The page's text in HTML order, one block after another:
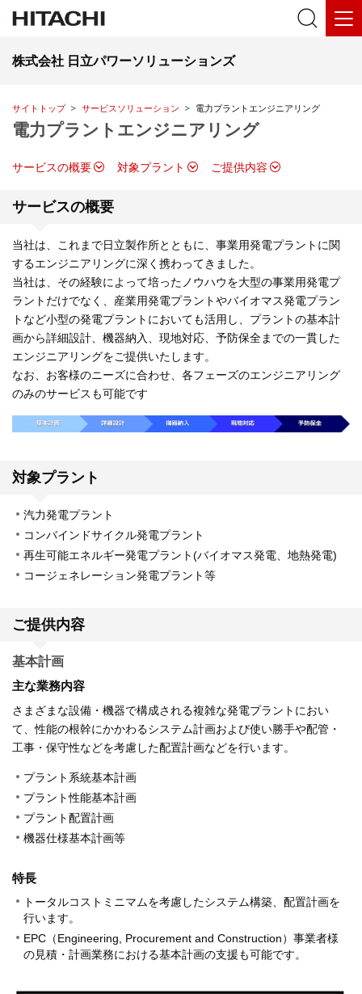
株式会社 日立パワーソリューションズ
サイトトップ サービスソリューション 電力プラントエンジニアリング
電力プラントエンジニアリング
サービスの概要 対象プラント ご提供内容
サービスの概要
当社は、これまで日立製作所とともに、事業用発電プラントに関
するエンジニアリングに深く携わってきました。
当社は、その経験によって培ったノウハウを大型の事業用発電プ
ラントだけでなく、産業用発電プラントやバイオマス発電プラン
トなど小型の発電プラントにおいても活用し、プラントの基本計
画から詳細設計、機器納入、現地対応、予防保全までの一貫した
エンジニアリングをご提供いたします。
なお、お客様のニーズに合わせ、各フェーズのエンジニアリング
のみのサービスも可能です
対象プラント
汽力発電プラント
コンバインドサイクル発電プラント
再生可能エネルギー発電プラント(バイオマス発電、地熱発電)
コージェネレーション発電プラント等
ご提供内容
基本計画
主な業務内容
さまざまな設備・機器で構成される複雑な発電プラントにおい
て、性能の根幹にかかわるシステム計画および使い勝手や配管・
工事・保守性などを考慮した配置計画などを行います。
プラント系統基本計画
プラント性能基本計画
プラント配置計画
機器仕様基本計画等
特長
トータルコストミニマムを考慮したシステム構築、配置計画を
行います。
EPC（Engineering, Procurement and Construction）事業者様
の見積・計画業務における基本計画の支援も可能です。